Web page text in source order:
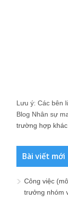
Lưu ý: Các bên
Blog Nhân sự
trường hợp
Bài viết mới
Công việc
trưởng nhóm